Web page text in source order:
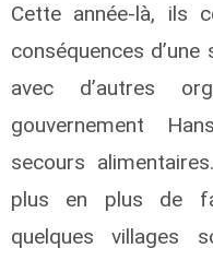
Cette année-là, ils
conséquences d’une
avec d’autres
gouvernement
secours
plus en plus de
quelques villages